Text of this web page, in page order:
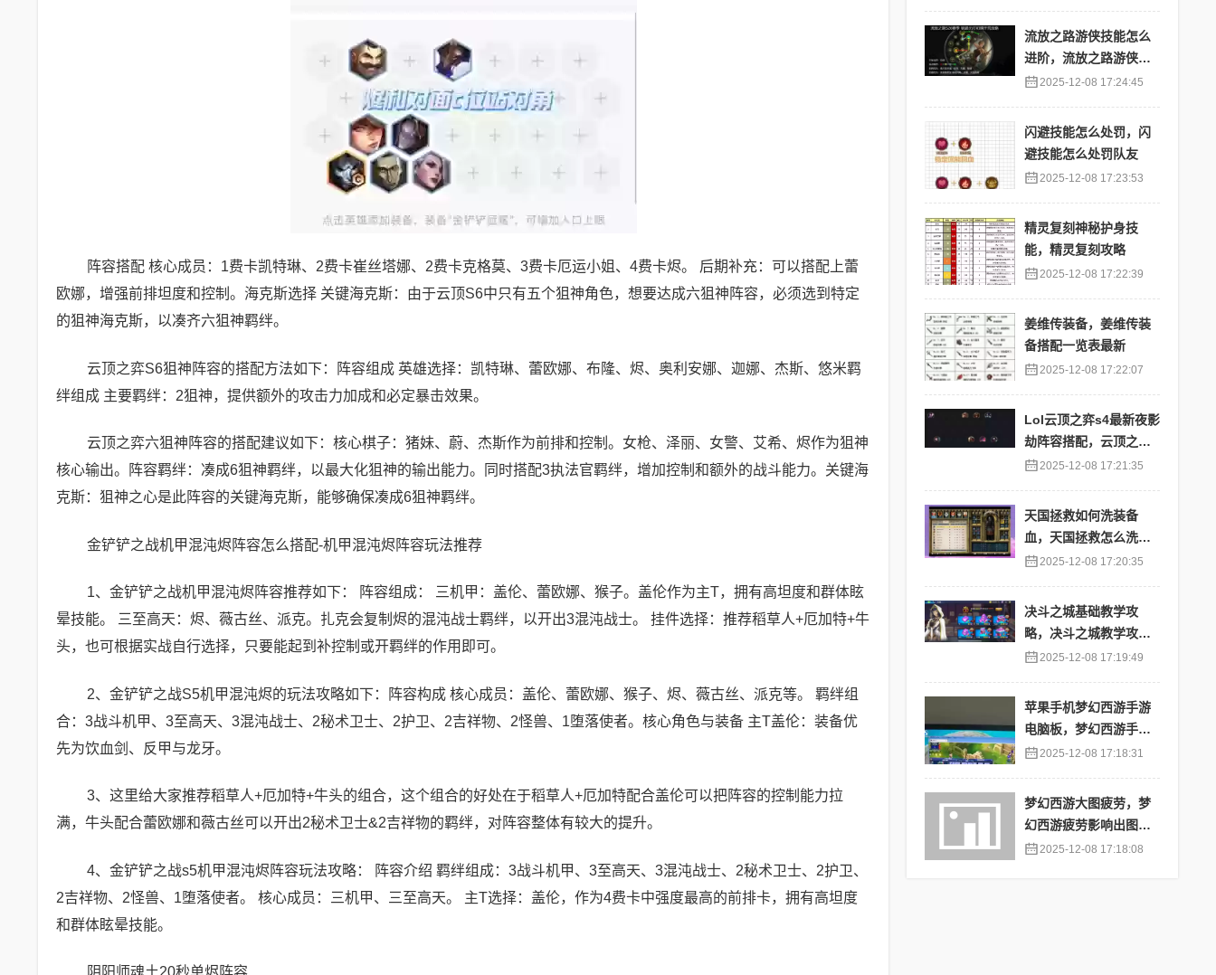
阵容搭配 核心成员：1费卡凯特琳、2费卡崔丝塔娜、2费卡克格莫、3费卡厄运小姐、4费卡烬。 后期补充：可以搭配上蕾
欧娜，增强前排坦度和控制。海克斯选择 关键海克斯：由于云顶S6中只有五个狙神角色，想要达成六狙神阵容，必须选到特定
的狙神海克斯，以凑齐六狙神羁绊。
云顶之弈S6狙神阵容的搭配方法如下：阵容组成 英雄选择：凯特琳、蕾欧娜、布隆、烬、奥利安娜、迦娜、杰斯、悠米羁
绊组成 主要羁绊：2狙神，提供额外的攻击力加成和必定暴击效果。
云顶之弈六狙神阵容的搭配建议如下：核心棋子：猪妹、蔚、杰斯作为前排和控制。女枪、泽丽、女警、艾希、烬作为狙神
核心输出。阵容羁绊：凑成6狙神羁绊，以最大化狙神的输出能力。同时搭配3执法官羁绊，增加控制和额外的战斗能力。关键海
克斯：狙神之心是此阵容的关键海克斯，能够确保凑成6狙神羁绊。
金铲铲之战机甲混沌烬阵容怎么搭配-机甲混沌烬阵容玩法推荐
1、金铲铲之战机甲混沌烬阵容推荐如下： 阵容组成： 三机甲：盖伦、蕾欧娜、猴子。盖伦作为主T，拥有高坦度和群体眩
晕技能。 三至高天：烬、薇古丝、派克。扎克会复制烬的混沌战士羁绊，以开出3混沌战士。 挂件选择：推荐稻草人+厄加特+牛
头，也可根据实战自行选择，只要能起到补控制或开羁绊的作用即可。
2、金铲铲之战S5机甲混沌烬的玩法攻略如下：阵容构成 核心成员：盖伦、蕾欧娜、猴子、烬、薇古丝、派克等。 羁绊组
合：3战斗机甲、3至高天、3混沌战士、2秘术卫士、2护卫、2吉祥物、2怪兽、1堕落使者。核心角色与装备 主T盖伦：装备优
先为饮血剑、反甲与龙牙。
3、这里给大家推荐稻草人+厄加特+牛头的组合，这个组合的好处在于稻草人+厄加特配合盖伦可以把阵容的控制能力拉
满，牛头配合蕾欧娜和薇古丝可以开出2秘术卫士&2吉祥物的羁绊，对阵容整体有较大的提升。
4、金铲铲之战s5机甲混沌烬阵容玩法攻略： 阵容介绍 羁绊组成：3战斗机甲、3至高天、3混沌战士、2秘术卫士、2护卫、
2吉祥物、2怪兽、1堕落使者。 核心成员：三机甲、三至高天。 主T选择：盖伦，作为4费卡中强度最高的前排卡，拥有高坦度
和群体眩晕技能。
阴阳师魂土20秒单烬阵容
流放之路游侠技能怎么
进阶，流放之路游侠技
能怎么进阶的
2025-12-08 17:24:45
闪避技能怎么处罚，闪
避技能怎么处罚队友
2025-12-08 17:23:53
精灵复刻神秘护身技
能，精灵复刻攻略
2025-12-08 17:22:39
姜维传装备，姜维传装
备搭配一览表最新
2025-12-08 17:22:07
Lol云顶之弈s4最新夜影
劫阵容搭配，云顶之奕
夜影劫阵容
2025-12-08 17:21:35
天国拯救如何洗装备
血，天国拯救怎么洗衣
服 2025-12-08 17:20:35
决斗之城基础教学攻
略，决斗之城教学攻略2
1112025-12-08 17:19:49
苹果手机梦幻西游手游
电脑板，梦幻西游手游
苹果端怎么在电脑上登
2025-12-08 17:18:31
梦幻西游大图疲劳，梦
幻西游疲劳影响出图率
吗 2025-12-08 17:18:08